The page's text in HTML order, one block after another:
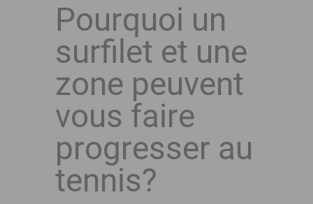
Pourquoi un
surfilet et une
zone peuvent
vous faire
progresser au
tennis?